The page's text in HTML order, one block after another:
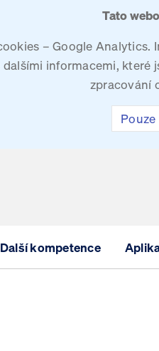
Tato
– Google
informacemi,
zpracování
Další kompetence